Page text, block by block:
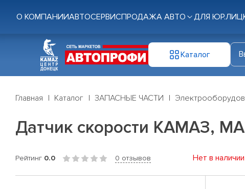
О КОМПАНИИАВТОСЕРВИСПРОДАЖА АВТО ДЛЯ ЮР.ЛИЦ
Каталог
Главная Каталог ЗАПАСНЫЕ ЧАСТИ
Датчик скорости КАМАЗ,
Рейтинг 0.0 0 отзывов Нет в наличии